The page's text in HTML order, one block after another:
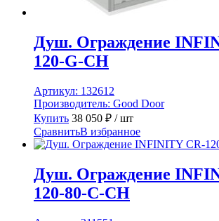
Душ. Ограждение
120-G-CH
Артикул: 132612
Производитель: Good Door
Купить 38 050 ₽ / шт
СравнитьВ избранное
Душ. Ограждение
120-80-C-CH